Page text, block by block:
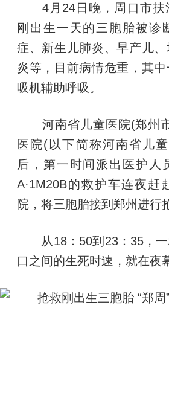
4月24日晚，周口市扶
刚出生一天的三胞胎被诊
症、新生儿肺炎、早产儿
炎等，目前病情危重，其
吸机辅助呼吸。
河南省儿童医院(郑州
医院(以下简称河南省儿
后，第一时间派出医护人
A·1M20B的救护车连夜赶
院，将三胞胎接到郑州进行
从18：50到23：35，一
口之间的生死时速，就在